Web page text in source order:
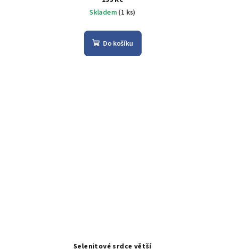
Skladem(1 ks)
Do košíku
Selenitové srdce větší